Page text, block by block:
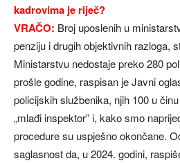
kadrovima je riječ?
VRAČO: Broj uposlenih u
penziju i drugih objektivnih razloga,
Ministarstvu nedostaje preko 280
prošle godine, raspisan je Javni
policijskih službenika, njih 100 u
„mlađi inspektor” i, kako smo
procedure su uspješno okončane.
saglasnost da, u 2024. godini,